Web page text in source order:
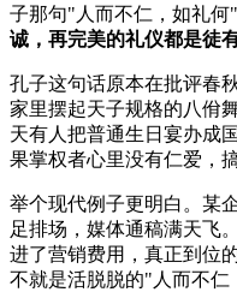
子那句"人而不仁，如礼
诚，再完美的礼仪都是徒
孔子这句话原本在批评春
家里摆起天子规格的八佾
天有人把普通生日宴办成
果掌权者心里没有仁爱，
举个现代例子更明白。某
足排场，媒体通稿满天飞
进了营销费用，真正到位
不就是活脱脱的"人而不仁